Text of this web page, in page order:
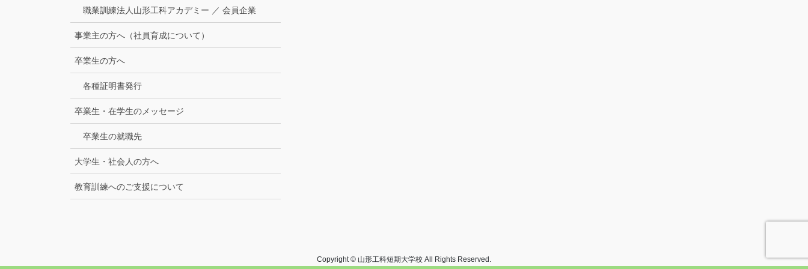
職業訓練法人山形工科アカデミー ／ 会員企業
事業主の方へ（社員育成について）
卒業生の方へ
各種証明書発行
卒業生・在学生のメッセージ
卒業生の就職先
大学生・社会人の方へ
教育訓練へのご支援について
Copyright © 山形工科短期大学校 All Rights Reserved.